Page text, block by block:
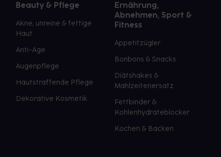
Beauty & Pflege
Akne, unreine & fettige
Haut
Anti-Age
Augenpflege
Hautstraffende Pflege
Dekorative Kosmetik
Ernährung,
Abnehmen, Sport &
Fitness
Appetitzügler
Bonbons & Snacks
Diätshakes &
Mahlzeitenersatz
Fettbinder &
Kohlenhydrateblocker
Kochen & Backen